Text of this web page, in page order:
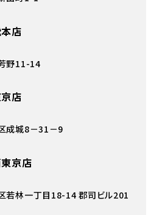
店
野11-14
店
成城8－31－9
京店
若林一丁目18-14 郡司ビル201